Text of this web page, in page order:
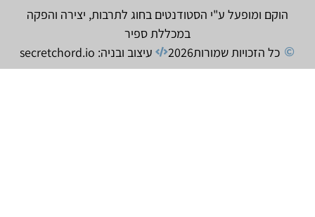
הוקם ומופעל ע"י הסטודנטים בחוג לתרבות, יצירה והפקה
במכללת ספיר
כל הזכויות שמורות2026 עיצוב ובניה: secretchord.io